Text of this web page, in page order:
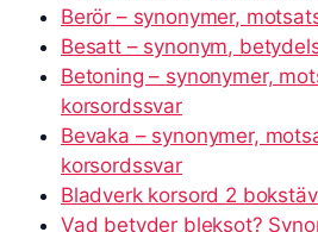
Berör – synonymer,
Besatt – synonym,
Betoning – synonymer,
korsordssvar
Bevaka – synonymer,
korsordssvar
Bladverk korsord 2
Vad betyder bleksot?